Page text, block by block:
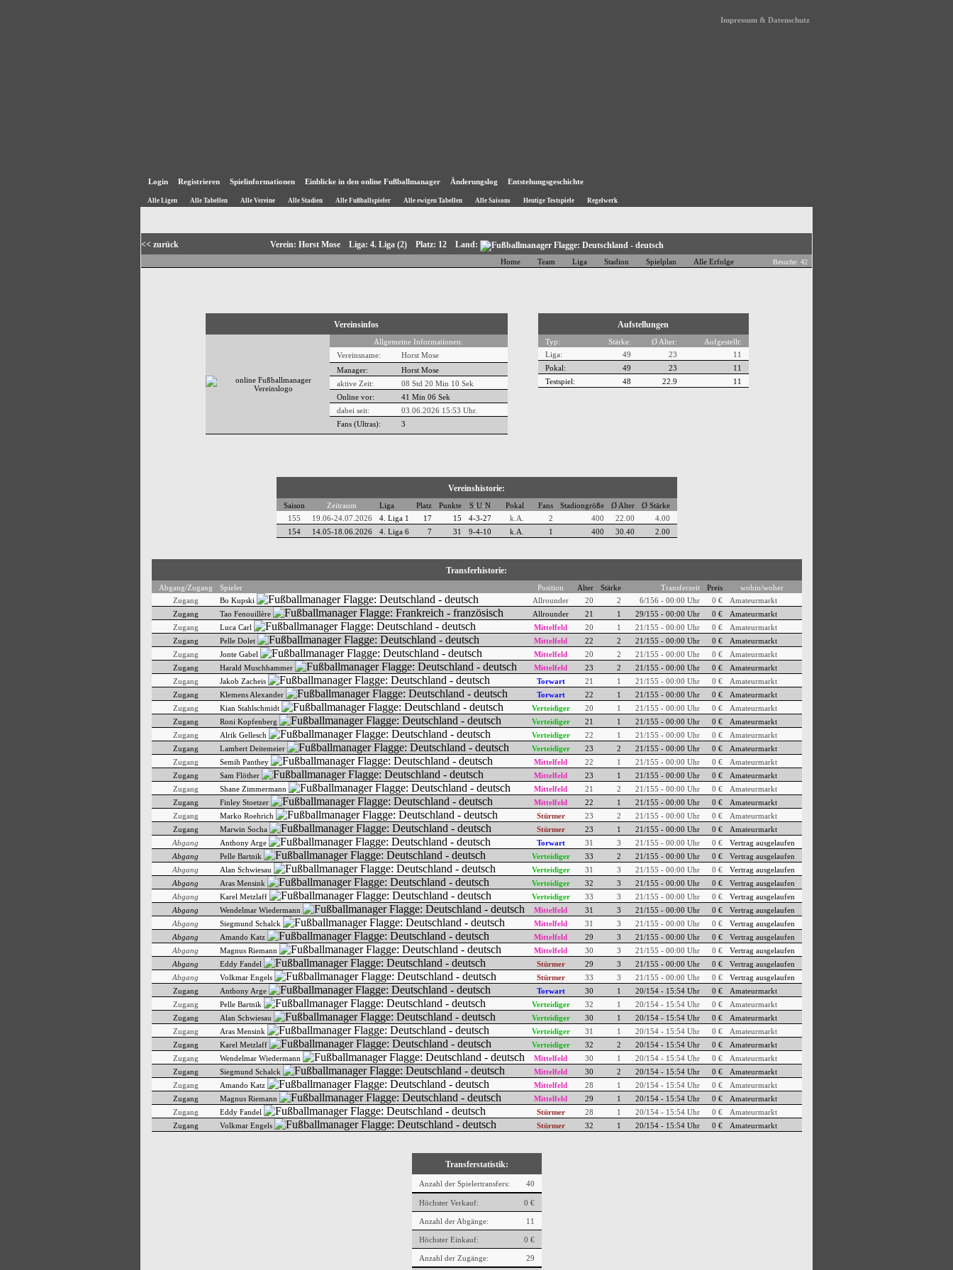
Impressum & Datenschutz
Login Registrieren Spielinformationen Einblicke in den online Fußballmanager Änderungslog Entstehungsgeschichte
Alle Ligen Alle Tabellen Alle Vereine Alle Stadien Alle Fußballspieler Alle ewigen Tabellen Alle Saisons Heutige Testspiele Regelwerk
<< zurück Verein: Horst Mose Liga: 4. Liga (2) Platz: 12 Land:
Home Team Liga Stadion Spielplan Alle Erfolge Besuche: 42
Vereinsinfos
Allgemeine Informationen:
Vereinsname:
Horst Mose
Manager:
Horst Mose
aktive Zeit:
08 Std 20 Min 10 Sek
Online vor:
41 Min 06 Sek
dabei seit:
03.06.2026 15:53 Uhr.
Fans (Ultras):
3
Aufstellungen
Typ: Stärke: Ø Alter:
Aufgestellt:
Liga:
49 23
11
Pokal:
49 23
11
Testspiel:
48 22.9 11
Vereinshistorie:
Saison Zeitraum Liga Platz Punkte S-U-N Pokal Fans Stadiongröße Ø Alter
Ø Stärke
155
19.06-24.07.2026 4. Liga 1 17 15 4-3-27 k.A. 2 400 22.00
4.00
154
14.05-18.06.2026 4. Liga 6 7 31 9-4-10 k.A. 1 400 30.40 2.00
Transferhistorie:
Abgang/Zugang Spieler Position Alter Stärke Transferzeit Preis
wohin/woher
Zugang
Bo Kupski Allrounder 20 2 6/156 - 00:00 Uhr 0 €
Amateurmarkt
Zugang
Tao Fenouillère Allrounder 21 1 29/155 - 00:00 Uhr 0 €
Amateurmarkt
Zugang
Luca Carl Mittelfeld 20 1 21/155 - 00:00 Uhr 0 €
Amateurmarkt
Zugang
Pelle Dolet Mittelfeld 22 2 21/155 - 00:00 Uhr 0 €
Amateurmarkt
Zugang
Jonte Gabel Mittelfeld 20 2 21/155 - 00:00 Uhr 0 €
Amateurmarkt
Zugang
Harald Muschhammer Mittelfeld 23 2 21/155 - 00:00 Uhr 0 €
Amateurmarkt
Zugang
Jakob Zacheis Torwart 21 1 21/155 - 00:00 Uhr 0 €
Amateurmarkt
Zugang
Klemens Alexander Torwart 22 1 21/155 - 00:00 Uhr 0 €
Amateurmarkt
Zugang
Kian Stahlschmidt Verteidiger 20 1 21/155 - 00:00 Uhr 0 €
Amateurmarkt
Zugang
Roni Kopfenberg Verteidiger 21 1 21/155 - 00:00 Uhr 0 €
Amateurmarkt
Zugang
Alrik Gellesch Verteidiger 22 1 21/155 - 00:00 Uhr 0 €
Amateurmarkt
Zugang
Lambert Deitemeier Verteidiger 23 2 21/155 - 00:00 Uhr 0 €
Amateurmarkt
Zugang
Semih Panthey Mittelfeld 22 1 21/155 - 00:00 Uhr 0 €
Amateurmarkt
Zugang
Sam Flöther Mittelfeld 23 1 21/155 - 00:00 Uhr 0 €
Amateurmarkt
Zugang
Shane Zimmermann Mittelfeld 21 2 21/155 - 00:00 Uhr 0 €
Amateurmarkt
Zugang
Finley Stoetzer Mittelfeld 22 1 21/155 - 00:00 Uhr 0 €
Amateurmarkt
Zugang
Marko Roehrich Stürmer 23 2 21/155 - 00:00 Uhr 0 €
Amateurmarkt
Zugang
Marwin Socha Stürmer 23 1 21/155 - 00:00 Uhr 0 €
Amateurmarkt
Abgang
Anthony Arge Torwart 31 3 21/155 - 00:00 Uhr 0 €
Vertrag ausgelaufen
Abgang
Pelle Bartnik Verteidiger 33 2 21/155 - 00:00 Uhr 0 €
Vertrag ausgelaufen
Abgang
Alan Schwiesau Verteidiger 31 3 21/155 - 00:00 Uhr 0 €
Vertrag ausgelaufen
Abgang
Aras Mensink Verteidiger 32 3 21/155 - 00:00 Uhr 0 €
Vertrag ausgelaufen
Abgang
Karel Metzlaff Verteidiger 33 3 21/155 - 00:00 Uhr 0 €
Vertrag ausgelaufen
Abgang
Wendelmar Wiedermann Mittelfeld 31 3 21/155 - 00:00 Uhr 0 €
Vertrag ausgelaufen
Abgang
Siegmund Schalck Mittelfeld 31 3 21/155 - 00:00 Uhr 0 €
Vertrag ausgelaufen
Abgang
Amando Katz Mittelfeld 29 3 21/155 - 00:00 Uhr 0 €
Vertrag ausgelaufen
Abgang
Magnus Riemann Mittelfeld 30 3 21/155 - 00:00 Uhr 0 €
Vertrag ausgelaufen
Abgang
Eddy Fandel Stürmer 29 3 21/155 - 00:00 Uhr 0 €
Vertrag ausgelaufen
Abgang
Volkmar Engels Stürmer 33 3 21/155 - 00:00 Uhr 0 €
Vertrag ausgelaufen
Zugang
Anthony Arge Torwart 30 1 20/154 - 15:54 Uhr 0 €
Amateurmarkt
Zugang
Pelle Bartnik Verteidiger 32 1 20/154 - 15:54 Uhr 0 €
Amateurmarkt
Zugang
Alan Schwiesau Verteidiger 30 1 20/154 - 15:54 Uhr 0 €
Amateurmarkt
Zugang
Aras Mensink Verteidiger 31 1 20/154 - 15:54 Uhr 0 €
Amateurmarkt
Zugang
Karel Metzlaff Verteidiger 32 2 20/154 - 15:54 Uhr 0 €
Amateurmarkt
Zugang
Wendelmar Wiedermann Mittelfeld 30 1 20/154 - 15:54 Uhr 0 €
Amateurmarkt
Zugang
Siegmund Schalck Mittelfeld 30 2 20/154 - 15:54 Uhr 0 €
Amateurmarkt
Zugang
Amando Katz Mittelfeld 28 1 20/154 - 15:54 Uhr 0 €
Amateurmarkt
Zugang
Magnus Riemann Mittelfeld 29 1 20/154 - 15:54 Uhr 0 €
Amateurmarkt
Zugang
Eddy Fandel Stürmer 28 1 20/154 - 15:54 Uhr 0 €
Amateurmarkt
Zugang
Volkmar Engels Stürmer 32 1 20/154 - 15:54 Uhr 0 € Amateurmarkt
Transferstatistik:
Anzahl der Spielertransfers: 40
Höchster Verkauf: 0 €
Anzahl der Abgänge: 11
Höchster Einkauf: 0 €
Anzahl der Zugänge: 29